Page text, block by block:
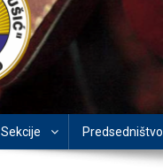
Sekcije Predsedništvo